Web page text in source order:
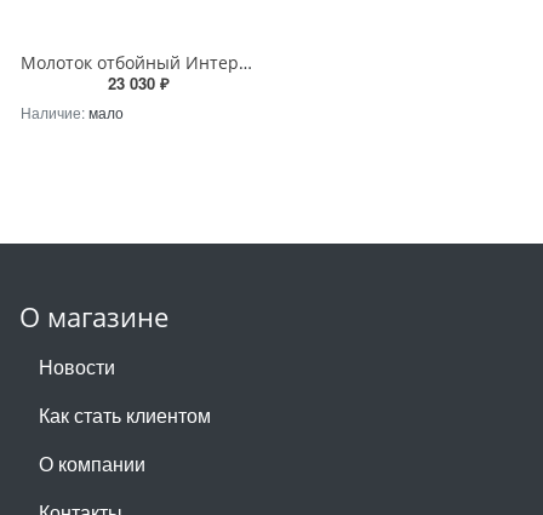
Молоток отбойный Интерскол М-30/1800В 773.0.0.00
23 030 ₽
Наличие:мало
О магазине
Новости
Как стать клиентом
О компании